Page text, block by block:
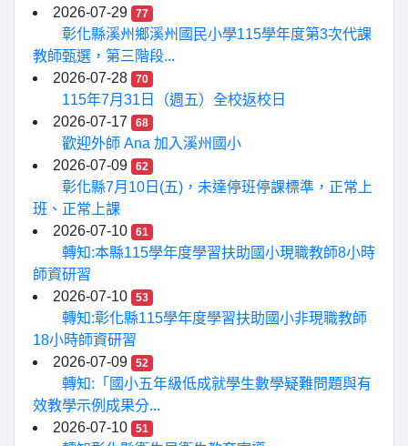
2026-07-29 77
彰化縣溪州鄉溪州國民小學115學年度第3次代課
教師甄選，第三階段...
2026-07-28
70
115年7月31日（週五）全校返校日
2026-07-17
68
歡迎外師 Ana 加入溪州國小
2026-07-09
62
彰化縣7月10日(五)，未達停班停課標準，正常上
班、正常上課
2026-07-10
61
轉知:本縣115學年度學習扶助國小現職教師8小時
師資研習
2026-07-10
53
轉知:彰化縣115學年度學習扶助國小非現職教師
18小時師資研習
2026-07-09
52
轉知:「國小五年級低成就學生數學疑難問題與有
效教學示例成果分...
2026-07-10
51